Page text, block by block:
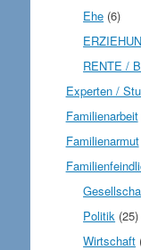
Ehe (6)
RENTE /
Experten /
Familienarbeit
Familienarmut
Politik (25)
Wirtschaft